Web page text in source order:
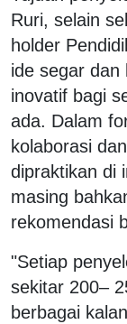
Ruri, selain
holder
ide segar dan
inovatif bagi
ada. Dalam
kolaborasi
dipraktikan di
masing
rekomendasi
"Setiap
sekitar 200–
berbagai